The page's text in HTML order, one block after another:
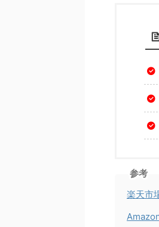
参考
楽天市